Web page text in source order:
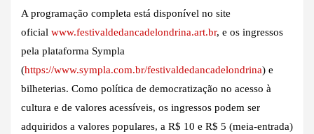
A programação completa está disponível no site
oficial www.festivaldedancadelondrina.art.br, e os ingressos
pela plataforma Sympla
(https://www.sympla.com.br/festivaldedancadelondrina) e
bilheterias. Como política de democratização no acesso à
cultura e de valores acessíveis, os ingressos podem ser
adquiridos a valores populares, a R$ 10 e R$ 5 (meia-entrada)